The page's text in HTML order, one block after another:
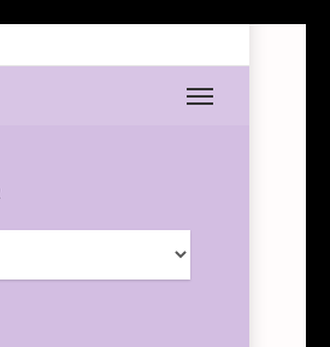
Menu